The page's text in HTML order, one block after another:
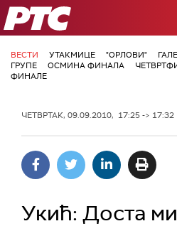
РТС
ВЕСТИ УТАКМИЦЕ "ОРЛОВИ"
ГРУПЕ
ОСМИНА ФИНАЛА
ФИНАЛЕ
ЧЕТВРТАК, 09.09.2010, 17:25 -> 17:32
Укић: Доста ми